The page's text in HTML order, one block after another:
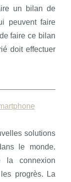
un bilan de
peuvent faire
faire ce bilan
doit effectuer
solutions
le monde.
la connexion
progrès. La